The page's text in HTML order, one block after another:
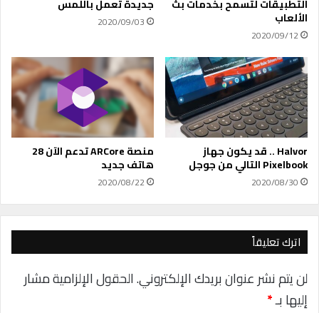
.
.
ك
ي
ف
ت
ح
م
ي
ب
ي
ا
ا
ت
ك
؟
ل
م
ع
ل
ن
ع
ن
ه
التطبيقات لتسمح بخدمات بث
الألعاب
2020/09/12
جديدة تعمل باللمس
2020/09/03
Halvor .. قد يكون جهاز
Pixelbook التالي من جوجل
2020/08/30
منصة ARCore تدعم الآن 28
هاتف جديد
2020/08/22
اترك تعليقاً
لن يتم نشر عنوان بريدك الإلكتروني.الحقول الإلزامية مشار
إليها بـ*